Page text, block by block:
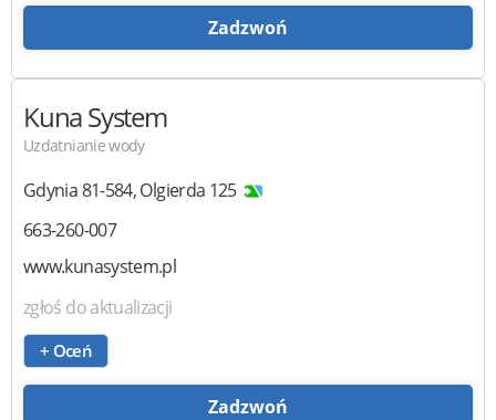
Zadzwoń
Kuna System
Uzdatnianie wody
Gdynia81-584,Olgierda 125
663-260-007
www.kunasystem.pl
zgłoś do aktualizacji
+ Oceń
Zadzwoń